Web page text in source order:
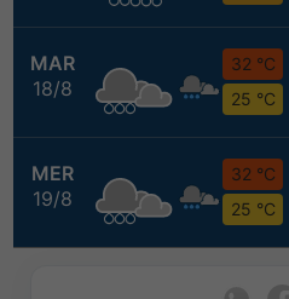
MAR
18/8
32 °C
25 °C
MER
19/8
32 °C
25 °C